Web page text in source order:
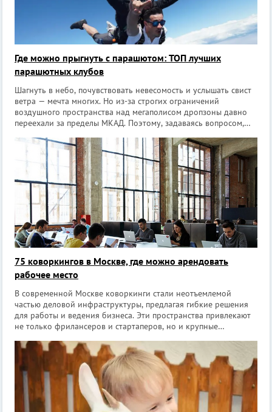
Где можно прыгнуть с парашютом: ТОП лучших
парашютных клубов
Шагнуть в небо, почувствовать невесомость и услышать свист
ветра — мечта многих. Но из-за строгих ограничений
воздушного пространства над мегаполисом дропзоны давно
переехали за пределы МКАД. Поэтому, задаваясь вопросом,
отправляются на просто
75 коворкингов в Москве, где можно арендовать
рабочее место
В современной Москве коворкинги стали неотъемлемой
частью деловой инфраструктуры, предлагая гибкие решения
для работы и ведения бизнеса. Эти пространства привлекают
не только фрилансеров и стартаперов, но и крупные
сотрудников. [irp] Рынок коворки